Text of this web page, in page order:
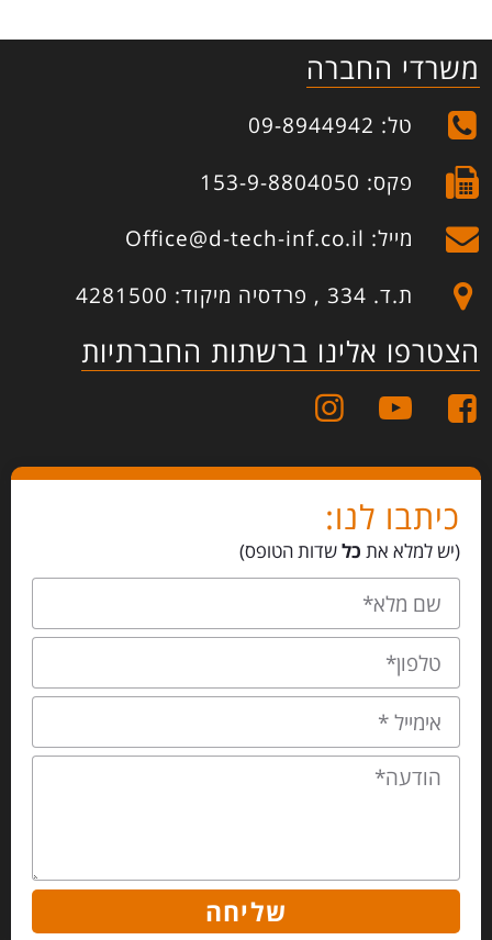
משרדי החברה
טל: 09-8944942
פקס: 153-9-8804050
מייל: Office@d-tech-inf.co.il
ת.ד. 334 , פרדסיה מיקוד: 4281500
הצטרפו אלינו ברשתות החברתיות
כיתבו לנו:
(יש למלא את כלשדות הטופס)
שליחה